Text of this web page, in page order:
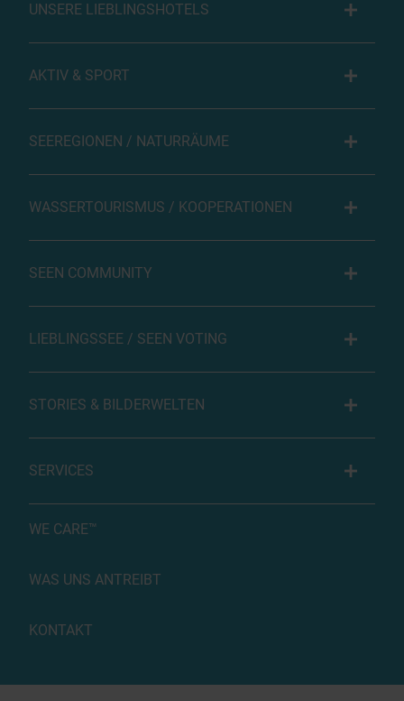
UNSERE LIEBLINGSHOTELS
AKTIV & SPORT
SEEREGIONEN / NATURRÄUME
WASSERTOURISMUS / KOOPERATIONEN
SEEN COMMUNITY
LIEBLINGSSEE / SEEN VOTING
STORIES & BILDERWELTEN
SERVICES
WE CARE™
WAS UNS ANTREIBT
KONTAKT